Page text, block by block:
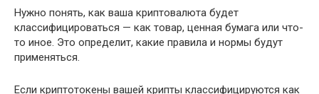
Нужно понять, как ваша криптовалюта будет
классифицироваться — как товар, ценная бумага или что-
то иное. Это определит, какие правила и нормы будут
применяться.
Если криптотокены вашей крипты классифицируются как